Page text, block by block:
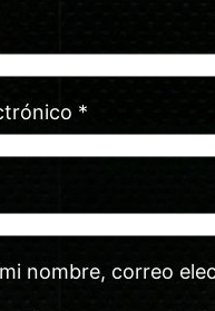
*
nombre, correo